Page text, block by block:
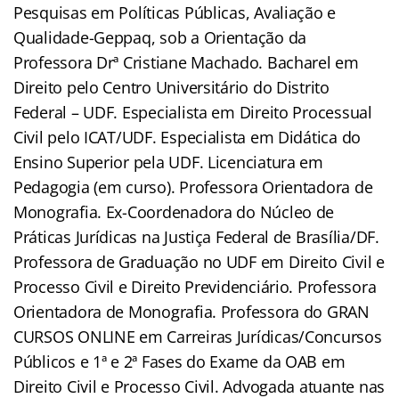
Pesquisas em Políticas Públicas, Avaliação e
Qualidade-Geppaq, sob a Orientação da
Professora Drª Cristiane Machado. Bacharel em
Direito pelo Centro Universitário do Distrito
Federal – UDF. Especialista em Direito Processual
Civil pelo ICAT/UDF. Especialista em Didática do
Ensino Superior pela UDF. Licenciatura em
Pedagogia (em curso). Professora Orientadora de
Monografia. Ex-Coordenadora do Núcleo de
Práticas Jurídicas na Justiça Federal de Brasília/DF.
Professora de Graduação no UDF em Direito Civil e
Processo Civil e Direito Previdenciário. Professora
Orientadora de Monografia. Professora do GRAN
CURSOS ONLINE em Carreiras Jurídicas/Concursos
Públicos e 1ª e 2ª Fases do Exame da OAB em
Direito Civil e Processo Civil. Advogada atuante nas